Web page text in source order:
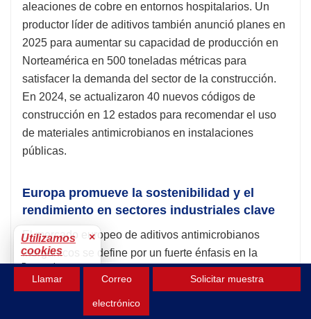
aleaciones de cobre en entornos hospitalarios. Un
productor líder de aditivos también anunció planes en
2025 para aumentar su capacidad de producción en
Norteamérica en 500 toneladas métricas para
satisfacer la demanda del sector de la construcción.
En 2024, se actualizaron 40 nuevos códigos de
construcción en 12 estados para recomendar el uso
de materiales antimicrobianos en instalaciones
públicas.
Europa promueve la sostenibilidad y el
rendimiento en sectores industriales clave
El mercado europeo de aditivos antimicrobianos
inorgánicos se define por un fuerte énfasis en la
sostenibilidad y el cumplimiento de estrictas
regulaciones como el Reglamento de Productos
Biocidas (BPR). En 2024, el BPR añadió nueve
Llamar Correo
electrónico
Solicitar muestra
Utilizamos
cookies
×
Para mejorar tu
experiencia.